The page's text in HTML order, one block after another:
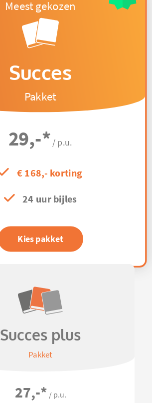
Succes
Pakket
29,-* / p.u.
€ 168,- korting
24 uur bijles
Kies pakket
Succes plus
Pakket
27,-* / p.u.